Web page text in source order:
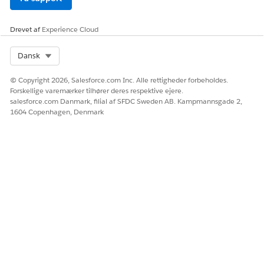
LØSTE DENNE ARTIKEL DIT PROBLEM?
Ja Nej
Drevet afExperience Cloud
Dansk
© Copyright 2026, Salesforce.com Inc. Alle rettigheder forbeholdes.
Forskellige varemærker tilhører deres respektive ejere.
salesforce.com Danmark, filial af SFDC Sweden AB. Kampmannsgade 2,
1604 Copenhagen, Denmark